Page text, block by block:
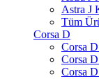
Astra J
Tüm
Corsa D
Corsa
Corsa
Corsa